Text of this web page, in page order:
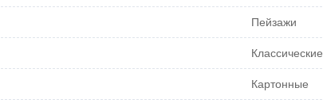
Пейзажи
Классические
Картонные